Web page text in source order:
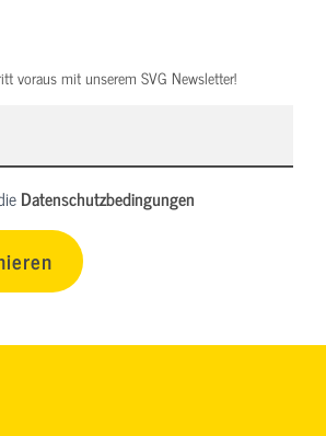
voraus mit unserem SVG Newsletter!
Datenschutzbedingungen